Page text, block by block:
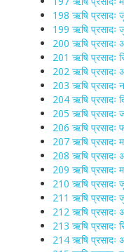
198 ऋषि प्रसादः
199 ऋषि प्रसादः
200 ऋषि प्रसादः
201 ऋषि प्रसादः
202 ऋषि प्रसादः
203 ऋषि प्रसादः
204 ऋषि प्रसादः
205 ऋषि प्रसादः
206 ऋषि प्रसादः
207 ऋषि प्रसादः
208 ऋषि प्रसादः
209 ऋषि प्रसादः
210 ऋषि प्रसादः
211 ऋषि प्रसादः
212 ऋषि प्रसादः
213 ऋषि प्रसादः
214 ऋषि प्रसादः